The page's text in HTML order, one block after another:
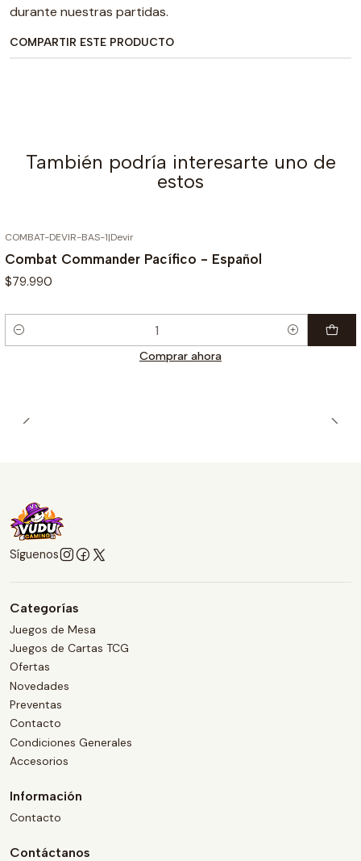
durante nuestras partidas.
COMPARTIR ESTE PRODUCTO
También podría interesarte uno de
estos
COMBAT-DEVIR-BAS-1|Devir
Combat Commander Pacífico - Español
$79.990
Cantidad
Comprar ahora
Síguenos
Categorías
Juegos de Mesa
Juegos de Cartas TCG
Ofertas
Novedades
Preventas
Contacto
Condiciones Generales
Accesorios
Información
Contacto
Contáctanos